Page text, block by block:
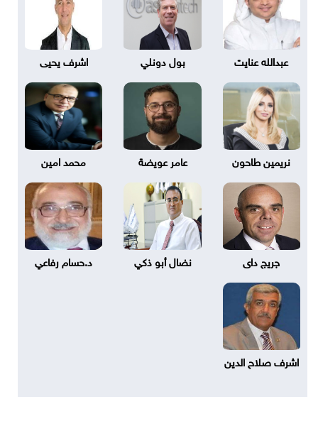
عبدالله عنايت بول دونلي اشرف يحيى
نريمين طاحون عامر عويضة محمد امين
جريج داى نضال أبو ذكي د.حسام رفاعي
اشرف صلاح الدين